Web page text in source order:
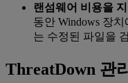
랜섬웨어 비용을
동안 Windows 장
는 수정된 파일을
ThreatDown 관